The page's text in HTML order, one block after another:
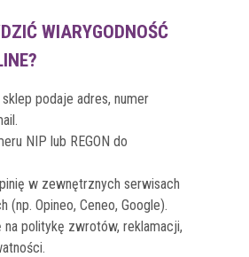
WIARYGODNOŚĆ
podaje adres, numer
NIP lub REGON do
w zewnętrznych serwisach
(np. Opineo, Ceneo, Google).
na politykę zwrotów, reklamacji,